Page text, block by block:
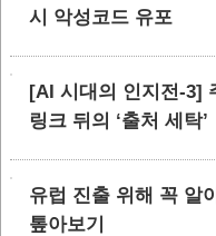
시 악성코드 유포
[AI 시대의 인지전-3]
링크 뒤의 ‘출처 세탁’
유럽 진출 위해 꼭 알
톺아보기